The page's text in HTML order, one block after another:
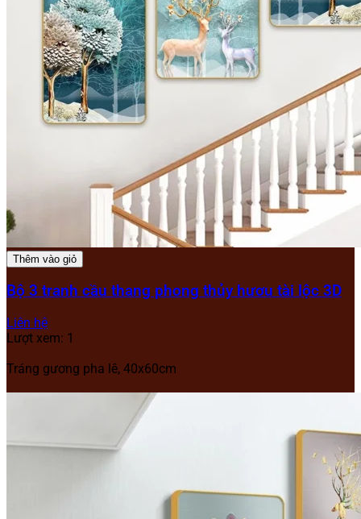
Thêm vào giỏ
Bộ 3 tranh cầu thang phong thủy hươu tài lộc 3D
Liên hệ
Lượt xem: 1
Tráng gương pha lê, 40x60cm